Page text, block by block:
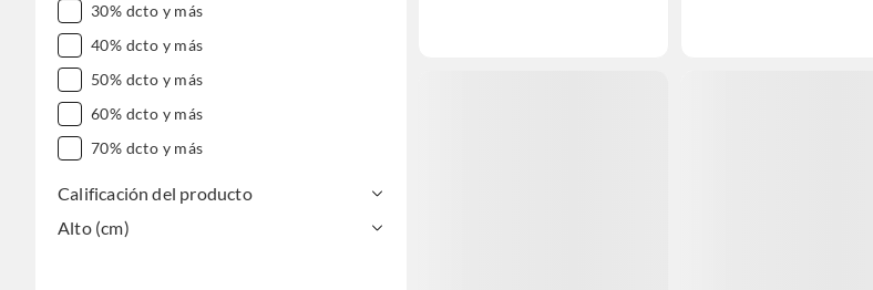
30% dcto y más
40% dcto y más
50% dcto y más
60% dcto y más
70% dcto y más
Calificación del producto
Alto (cm)